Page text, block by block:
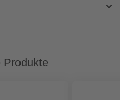
Produkte